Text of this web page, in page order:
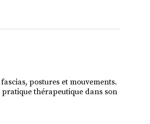
postures et mouvements.
thérapeutique dans son